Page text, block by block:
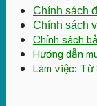
Chính sách
Chính sách
Chính sách
Hướng dẫn
Làm việc: